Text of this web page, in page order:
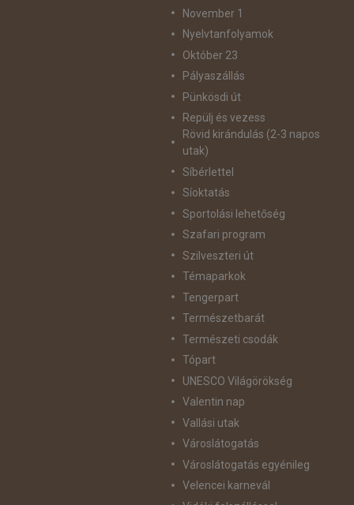
November 1
Nyelvtanfolyamok
Október 23
Pályaszállás
Pünkösdi út
Repülj és vezess
Rövid kirándulás (2-3 napos
utak)
Síbérlettel
Síoktatás
Sportolási lehetőség
Szafari program
Szilveszteri út
Témaparkok
Tengerpart
Természetbarát
Természeti csodák
Tópart
UNESCO Világörökség
Valentin nap
Vallási utak
Városlátogatás
Városlátogatás egyénileg
Velencei karnevál